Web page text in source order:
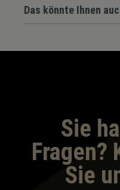
Das könnte Ihnen
Sie
Fragen?
Sie